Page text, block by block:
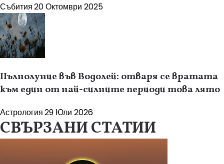
Събития20 Октомври 2025
Пълнолуние във Водолей: отваря се вратата
към един от най-силните периоди това лято
Астрология29 Юли 2026
СВЪРЗАНИ СТАТИИ